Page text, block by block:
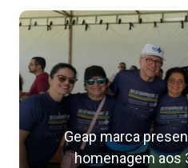
Geap marca
homenagem aos